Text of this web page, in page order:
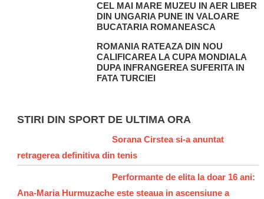
CEL MAI MARE MUZEU IN AER LIBER
DIN UNGARIA PUNE IN VALOARE
BUCATARIA ROMANEASCA
ROMANIA RATEAZA DIN NOU
CALIFICAREA LA CUPA MONDIALA
DUPA INFRANGEREA SUFERITA IN
FATA TURCIEI
STIRI DIN SPORT DE ULTIMA ORA
Sorana Cirstea si-a anuntat
retragerea definitiva din tenis
Performante de elita la doar 16 ani:
Ana-Maria Hurmuzache este steaua in ascensiune a